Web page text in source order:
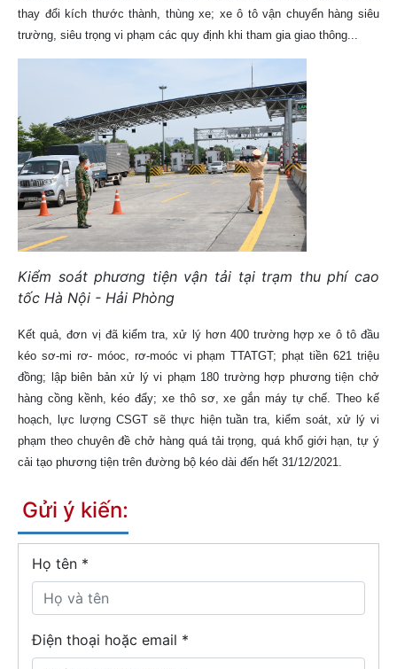
thay đổi kích thước thành, thùng xe; xe ô tô vận chuyển hàng siêu
trường, siêu trọng vi phạm các quy định khi tham gia giao thông...
Kiểm soát phương tiện vận tải tại trạm thu phí cao
tốc Hà Nội - Hải Phòng
Kết quả, đơn vị đã kiểm tra, xử lý hơn 400 trường hợp xe ô tô đầu
kéo sơ-mi rơ- móoc, rơ-moóc vi phạm TTATGT; phạt tiền 621 triệu
đồng; lập biên bản xử lý vi phạm 180 trường hợp phương tiện chở
hàng cồng kềnh, kéo đẩy; xe thô sơ, xe gắn máy tự chế.Theo kế
hoạch, lực lượng CSGT sẽ thực hiện tuần tra, kiểm soát, xử lý vi
phạm theo chuyên đề chở hàng quá tải trọng, quá khổ giới hạn, tự ý
cải tạo phương tiện trên đường bộ kéo dài đến hết 31/12/2021.
Gửi ý kiến:
Họ tên *
Điện thoại hoặc email *